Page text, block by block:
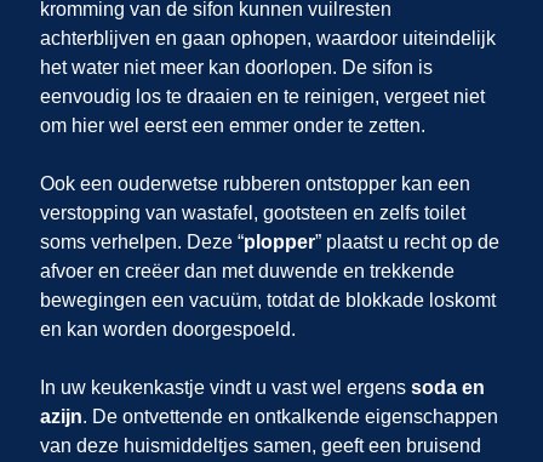
kromming van de sifon kunnen vuilresten
achterblijven en gaan ophopen, waardoor uiteindelijk
het water niet meer kan doorlopen. De sifon is
eenvoudig los te draaien en te reinigen, vergeet niet
om hier wel eerst een emmer onder te zetten.
Ook een ouderwetse rubberen ontstopper kan een
verstopping van wastafel, gootsteen en zelfs toilet
soms verhelpen. Deze “plopper” plaatst u recht op de
afvoer en creëer dan met duwende en trekkende
bewegingen een vacuüm, totdat de blokkade loskomt
en kan worden doorgespoeld.
In uw keukenkastje vindt u vast wel ergens soda en
azijn. De ontvettende en ontkalkende eigenschappen
van deze huismiddeltjes samen, geeft een bruisend